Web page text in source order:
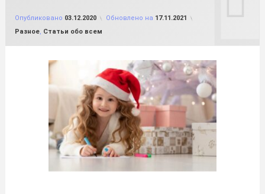
Опубликовано 03.12.2020 Обновлено на 17.11.2021
Рубрики:
Разное Статьи обо всем